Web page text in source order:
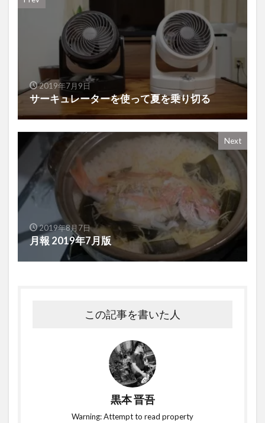
2019年7月9日
サーキュレーターを使って夏を乗り切る
Next
2019年8月7日
月報 2019年7月版
この記事を書いた人
黒本 晋吾
Warning: Attempt to read property